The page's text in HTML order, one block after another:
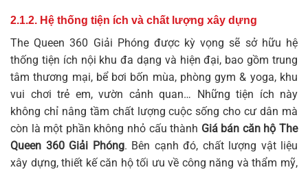
2.1.2. Hệ thống tiện ích và chất lượng xây dựng
The Queen 360 Giải Phóng được kỳ vọng sẽ sở hữu hệ
thống tiện ích nội khu đa dạng và hiện đại, bao gồm trung
tâm thương mại, bể bơi bốn mùa, phòng gym & yoga, khu
vui chơi trẻ em, vườn cảnh quan… Những tiện ích này
không chỉ nâng tầm chất lượng cuộc sống cho cư dân mà
còn là một phần không nhỏ cấu thành Giá bán căn hộ The
Queen 360 Giải Phóng. Bên cạnh đó, chất lượng vật liệu
xây dựng, thiết kế căn hộ tối ưu về công năng và thẩm mỹ,